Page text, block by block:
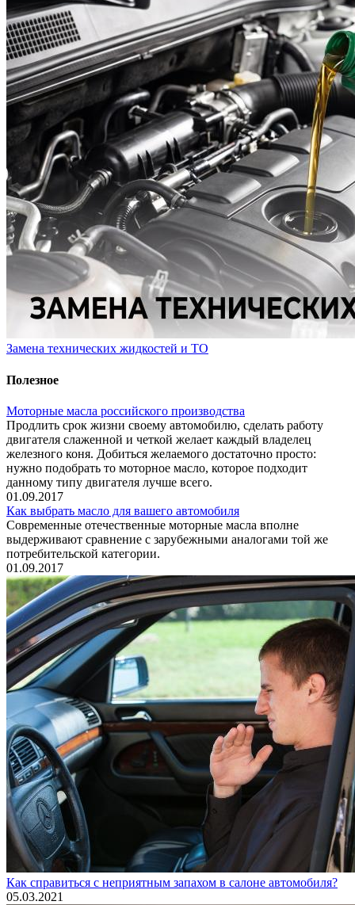
Замена технических жидкостей и ТО
Полезное
Моторные масла российского производства
Продлить срок жизни своему автомобилю, сделать работу
двигателя слаженной и четкой желает каждый владелец
железного коня. Добиться желаемого достаточно просто:
нужно подобрать то моторное масло, которое подходит
данному типу двигателя лучше всего.
01.09.2017
Как выбрать масло для вашего автомобиля
Современные отечественные моторные масла вполне
выдерживают сравнение с зарубежными аналогами той же
потребительской категории.
01.09.2017
Как справиться с неприятным запахом в салоне автомобиля?
05.03.2021